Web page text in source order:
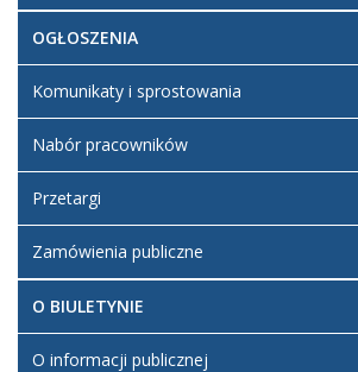
OGŁOSZENIA
Komunikaty i sprostowania
Nabór pracowników
Przetargi
Zamówienia publiczne
O BIULETYNIE
O informacji publicznej